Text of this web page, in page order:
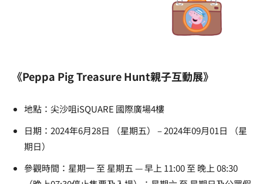
《Peppa Pig Treasure Hunt親子互動展》
地點：尖沙咀iSQUARE 國際廣場4樓
日期：2024年6月28日 （星期五） – 2024年09月01日 （星
期日）
參觀時間：星期一 至 星期五 — 早上 11:00 至 晚上 08:30